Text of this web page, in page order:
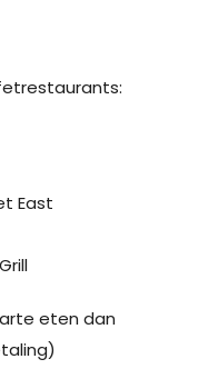
East
eten dan